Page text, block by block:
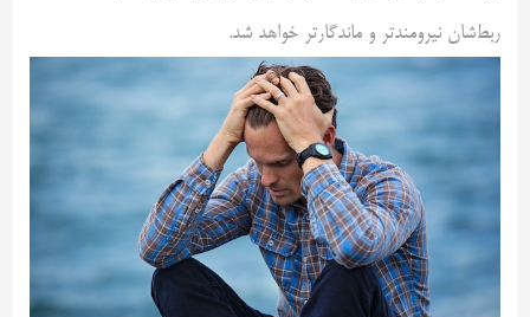
ربط‌شان نیرومندتر و ماندگارتر خواهد شد.